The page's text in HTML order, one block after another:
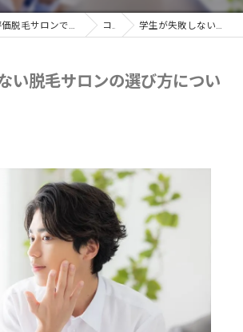
圧倒的口コミ高評価脱毛サロンで最新高出力マシン導入店のBiStoic-ビストイック- コラム 学生が失敗しない脱毛サロンの選び方について
い脱毛サロンの選び方につい